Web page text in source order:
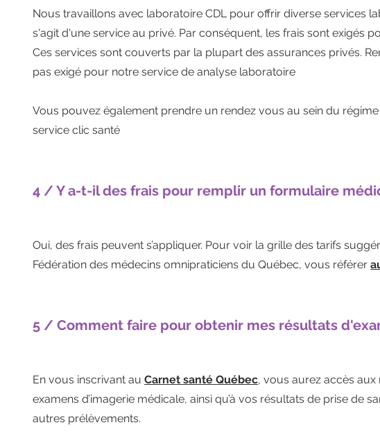
Nous travaillons avec laboratoire CDL pour offrir diverse services
s'agit d'une service au privé. Par conséquent, les frais sont exigés
Ces services sont couverts par la plupart des assurances privés.
pas exigé pour notre service de analyse laboratoire
Vous pouvez également prendre un rendez vous au sein du
service clic santé
4 / Y a-t-il des frais pour remplir un formulaire
Oui, des frais peuvent s’appliquer. Pour voir la grille des tarifs
Fédération des médecins omnipraticiens du Québec, vous référer
5 / Comment faire pour obtenir mes résultats
En vous inscrivant auCarnet santé Québec, vous aurez accès
examens d’imagerie médicale, ainsi qu’à vos résultats de prise de
autres prélèvements.